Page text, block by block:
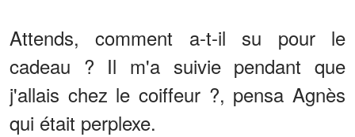
Attends, comment a-t-il su pour le
cadeau ? Il m'a suivie pendant que
j'allais chez le coiffeur ?, pensa Agnès
qui était perplexe.